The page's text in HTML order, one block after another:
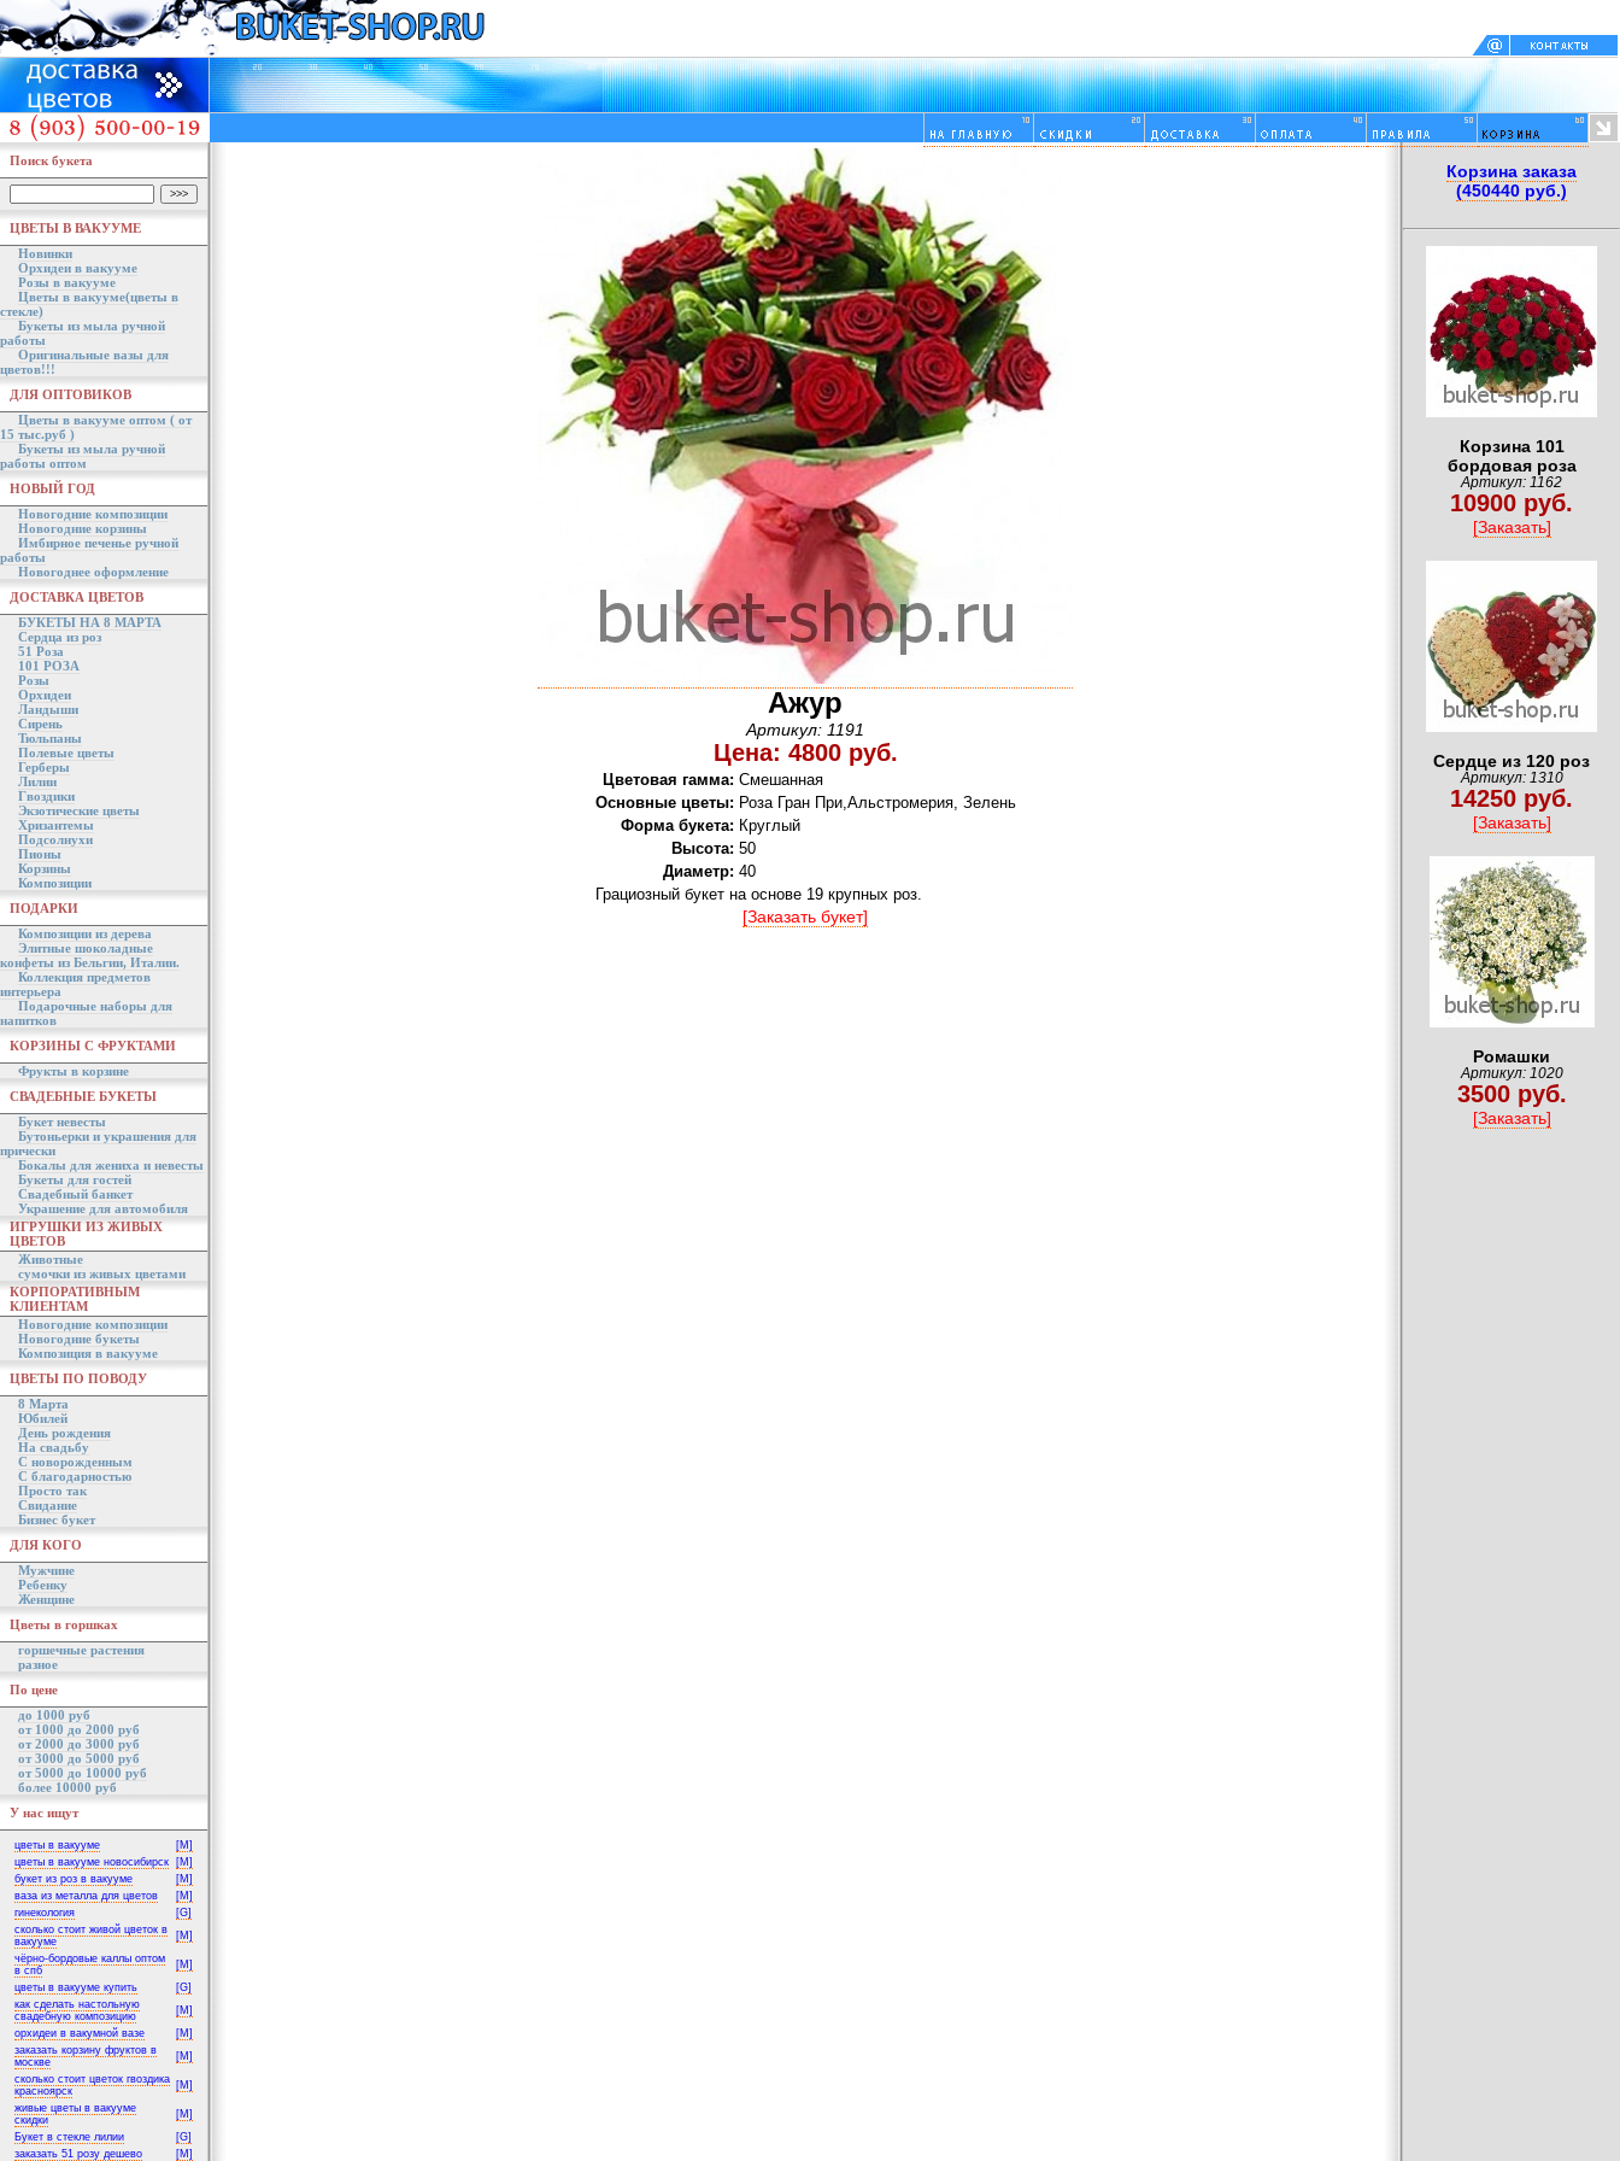
Поиск букета
ЦВЕТЫ В ВАКУУМЕ
Новинки
Орхидеи в вакууме
Розы в вакууме
Цветы в вакууме(цветы в
стекле)
Букеты из мыла ручной
работы
Оригинальные вазы для
цветов!!!
ДЛЯ ОПТОВИКОВ
Цветы в вакууме оптом ( от
15 тыс.руб )
Букеты из мыла ручной
работы оптом
НОВЫЙ ГОД
Новогодние композиции
Новогодние корзины
Имбирное печенье ручной
работы
Новогоднее оформление
ДОСТАВКА ЦВЕТОВ
БУКЕТЫ НА 8 МАРТА
Сердца из роз
51 Роза
101 РОЗА
Розы
Орхидеи
Ландыши
Сирень
Тюльпаны
Полевые цветы
Герберы
Лилии
Гвоздики
Экзотические цветы
Хризантемы
Подсолнухи
Пионы
Корзины
Композиции
ПОДАРКИ
Композиции из дерева
Элитные шоколадные
конфеты из Бельгии, Италии.
Коллекция предметов
интерьера
Подарочные наборы для
напитков
КОРЗИНЫ С ФРУКТАМИ
Фрукты в корзине
СВАДЕБНЫЕ БУКЕТЫ
Букет невесты
Бутоньерки и украшения для
прически
Бокалы для жениха и невесты
Букеты для гостей
Свадебный банкет
Украшение для автомобиля
ИГРУШКИ ИЗ ЖИВЫХ
ЦВЕТОВ
Животные
сумочки из живых цветами
КОРПОРАТИВНЫМ
КЛИЕНТАМ
Новогодние композиции
Новогодние букеты
Композиция в вакууме
ЦВЕТЫ ПО ПОВОДУ
8 Марта
Юбилей
День рождения
На свадьбу
С новорожденным
С благодарностью
Просто так
Свидание
Бизнес букет
ДЛЯ КОГО
Мужчине
Ребенку
Женщине
Цветы в горшках
горшечные растения
разное
По цене
до 1000 руб
от 1000 до 2000 руб
от 2000 до 3000 руб
от 3000 до 5000 руб
от 5000 до 10000 руб
более 10000 руб
У нас ищут
цветы в вакууме
[M]
цветы в вакууме новосибирск
[M]
букет из роз в вакууме
[M]
ваза из металла для цветов
[M]
гинекология
[G]
сколько стоит живой цветок в
вакууме
[M]
чёрно-бордовые каллы оптом
в спб
[M]
цветы в вакууме купить
[G]
как сделать настольную
свадебную композицию
[M]
орхидеи в вакумной вазе
[M]
заказать корзину фруктов в
москве
[M]
сколько стоит цветок гвоздика
красноярск
[M]
живые цветы в вакууме
скидки
[M]
Букет в стекле лилии
[G]
заказать 51 розу дешево
[M]
Ажур
Артикул: 1191
Цена: 4800 руб.
Цветовая гамма: Смешанная
Основные цветы: Роза Гран При,Альстромерия, Зелень
Форма букета: Круглый
Высота: 50
Диаметр: 40
Грациозный букет на основе 19 крупных роз.
[Заказать букет]
Корзина заказа
(450440 руб.)
Корзина 101
бордовая роза
Артикул: 1162
10900 руб.
[Заказать]
Сердце из 120 роз
Артикул: 1310
14250 руб.
[Заказать]
Ромашки
Артикул: 1020
3500 руб.
[Заказать]